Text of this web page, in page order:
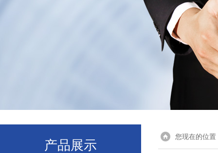
产品展示
您现在的位置